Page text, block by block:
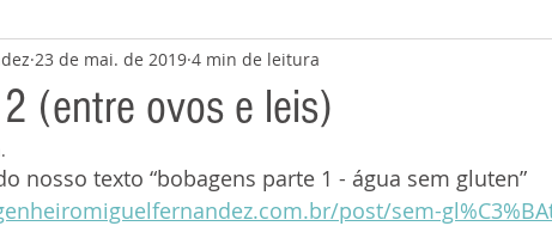
(entre ovos e leis)
23 de mai. de 2019 4 min de leitura
nosso texto “bobagens parte 1 - água sem gluten”
post/sem-